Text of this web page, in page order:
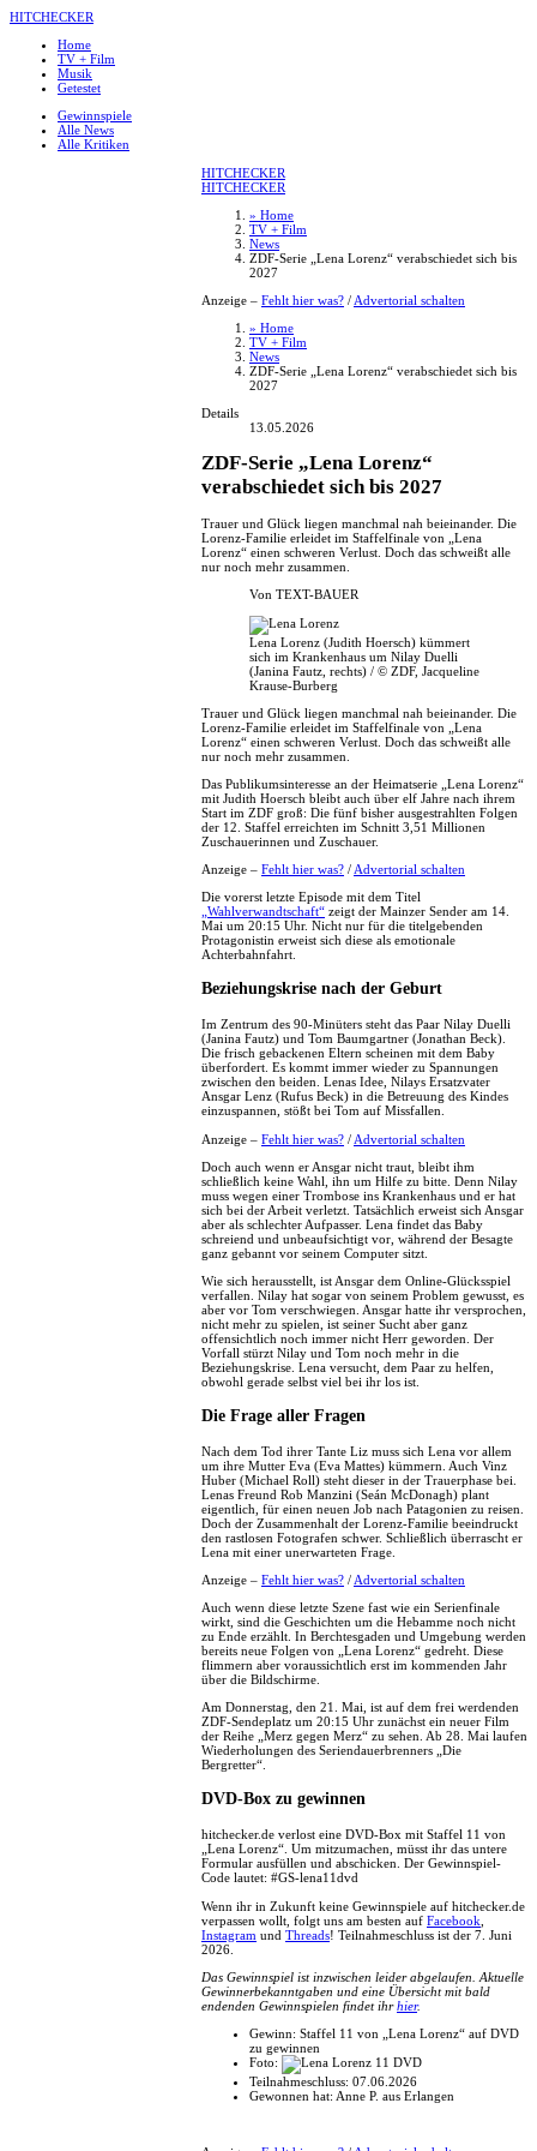
HITCHECKER
Home
TV + Film
Musik
Getestet
Gewinnspiele
Alle News
Alle Kritiken
HITCHECKER
HITCHECKER
» Home
TV + Film
News
ZDF-Serie „Lena Lorenz“ verabschiedet sich bis
2027
Anzeige – Fehlt hier was? / Advertorial schalten
» Home
TV + Film
News
ZDF-Serie „Lena Lorenz“ verabschiedet sich bis
2027
Details
13.05.2026
ZDF-Serie „Lena Lorenz“
verabschiedet sich bis 2027
Trauer und Glück liegen manchmal nah beieinander. Die
Lorenz-Familie erleidet im Staffelfinale von „Lena
Lorenz“ einen schweren Verlust. Doch das schweißt alle
nur noch mehr zusammen.
Von TEXT-BAUER
Lena Lorenz (Judith Hoersch) kümmert
sich im Krankenhaus um Nilay Duelli
(Janina Fautz, rechts) / © ZDF, Jacqueline
Krause-Burberg
Trauer und Glück liegen manchmal nah beieinander. Die
Lorenz-Familie erleidet im Staffelfinale von „Lena
Lorenz“ einen schweren Verlust. Doch das schweißt alle
nur noch mehr zusammen.
Das Publikumsinteresse an der Heimatserie „Lena Lorenz“
mit Judith Hoersch bleibt auch über elf Jahre nach ihrem
Start im ZDF groß: Die fünf bisher ausgestrahlten Folgen
der 12. Staffel erreichten im Schnitt 3,51 Millionen
Zuschauerinnen und Zuschauer.
Anzeige – Fehlt hier was? / Advertorial schalten
Die vorerst letzte Episode mit dem Titel
„Wahlverwandtschaft“ zeigt der Mainzer Sender am 14.
Mai um 20:15 Uhr. Nicht nur für die titelgebenden
Protagonistin erweist sich diese als emotionale
Achterbahnfahrt.
Beziehungskrise nach der Geburt
Im Zentrum des 90-Minüters steht das Paar Nilay Duelli
(Janina Fautz) und Tom Baumgartner (Jonathan Beck).
Die frisch gebackenen Eltern scheinen mit dem Baby
überfordert. Es kommt immer wieder zu Spannungen
zwischen den beiden. Lenas Idee, Nilays Ersatzvater
Ansgar Lenz (Rufus Beck) in die Betreuung des Kindes
einzuspannen, stößt bei Tom auf Missfallen.
Anzeige – Fehlt hier was? / Advertorial schalten
Doch auch wenn er Ansgar nicht traut, bleibt ihm
schließlich keine Wahl, ihn um Hilfe zu bitte. Denn Nilay
muss wegen einer Trombose ins Krankenhaus und er hat
sich bei der Arbeit verletzt. Tatsächlich erweist sich Ansgar
aber als schlechter Aufpasser. Lena findet das Baby
schreiend und unbeaufsichtigt vor, während der Besagte
ganz gebannt vor seinem Computer sitzt.
Wie sich herausstellt, ist Ansgar dem Online-Glücksspiel
verfallen. Nilay hat sogar von seinem Problem gewusst, es
aber vor Tom verschwiegen. Ansgar hatte ihr versprochen,
nicht mehr zu spielen, ist seiner Sucht aber ganz
offensichtlich noch immer nicht Herr geworden. Der
Vorfall stürzt Nilay und Tom noch mehr in die
Beziehungskrise. Lena versucht, dem Paar zu helfen,
obwohl gerade selbst viel bei ihr los ist.
Die Frage aller Fragen
Nach dem Tod ihrer Tante Liz muss sich Lena vor allem
um ihre Mutter Eva (Eva Mattes) kümmern. Auch Vinz
Huber (Michael Roll) steht dieser in der Trauerphase bei.
Lenas Freund Rob Manzini (Seán McDonagh) plant
eigentlich, für einen neuen Job nach Patagonien zu reisen.
Doch der Zusammenhalt der Lorenz-Familie beeindruckt
den rastlosen Fotografen schwer. Schließlich überrascht er
Lena mit einer unerwarteten Frage.
Anzeige – Fehlt hier was? / Advertorial schalten
Auch wenn diese letzte Szene fast wie ein Serienfinale
wirkt, sind die Geschichten um die Hebamme noch nicht
zu Ende erzählt. In Berchtesgaden und Umgebung werden
bereits neue Folgen von „Lena Lorenz“ gedreht. Diese
flimmern aber voraussichtlich erst im kommenden Jahr
über die Bildschirme.
Am Donnerstag, den 21. Mai, ist auf dem frei werdenden
ZDF-Sendeplatz um 20:15 Uhr zunächst ein neuer Film
der Reihe „Merz gegen Merz“ zu sehen. Ab 28. Mai laufen
Wiederholungen des Seriendauerbrenners „Die
Bergretter“.
DVD-Box zu gewinnen
hitchecker.de verlost eine DVD-Box mit Staffel 11 von
„Lena Lorenz“. Um mitzumachen, müsst ihr das untere
Formular ausfüllen und abschicken. Der Gewinnspiel-
Code lautet: #GS-lena11dvd
Wenn ihr in Zukunft keine Gewinnspiele auf hitchecker.de
verpassen wollt, folgt uns am besten auf Facebook
Instagram und Threads! Teilnahmeschluss ist der 7. Juni
2026.
Das Gewinnspiel ist inzwischen leider abgelaufen. Aktuelle
Gewinnerbekanntgaben und eine Übersicht mit bald
endenden Gewinnspielen findet ihrhier.
Gewinn: Staffel 11 von „Lena Lorenz“ auf DVD
zu gewinnen
Foto:
Teilnahmeschluss: 07.06.2026
Gewonnen hat: Anne P. aus Erlangen